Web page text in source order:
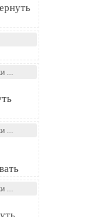
...
...
...